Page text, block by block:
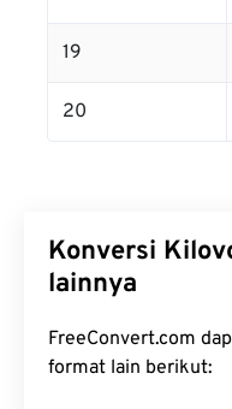
19
20
Konversi
lainnya
FreeConvert.com
format lain berikut: